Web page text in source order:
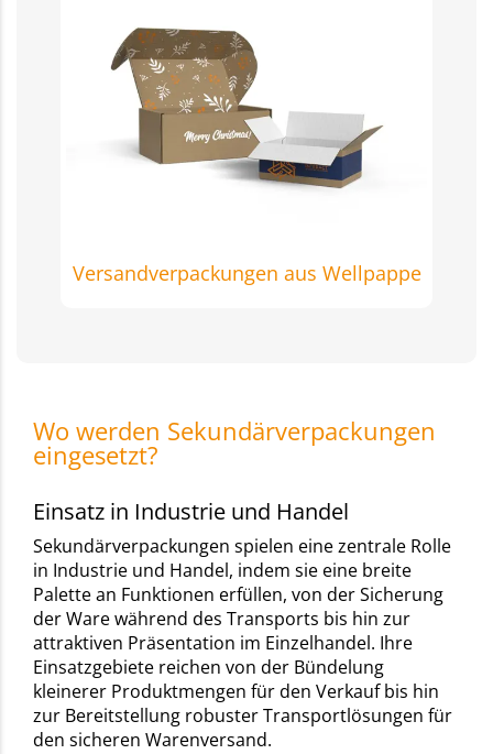
Versandverpackungen aus Wellpappe
Wo werden Sekundärverpackungen
eingesetzt?
Einsatz in Industrie und Handel
Sekundärverpackungen spielen eine zentrale Rolle
in Industrie und Handel, indem sie eine breite
Palette an Funktionen erfüllen, von der Sicherung
der Ware während des Transports bis hin zur
attraktiven Präsentation im Einzelhandel. Ihre
Einsatzgebiete reichen von der Bündelung
kleinerer Produktmengen für den Verkauf bis hin
zur Bereitstellung robuster Transportlösungen für
den sicheren Warenversand.